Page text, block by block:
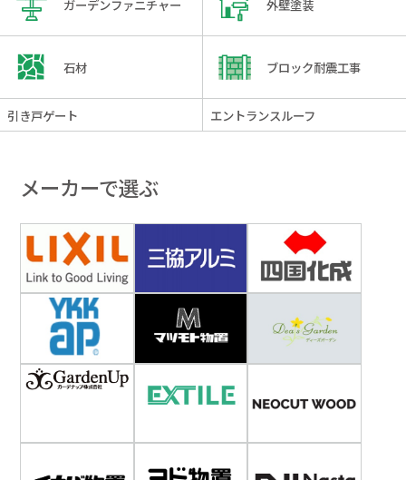
ガーデンファニチャー 外壁塗装
石材 ブロック耐震工事
引き戸ゲート エントランスルーフ
メーカーで選ぶ